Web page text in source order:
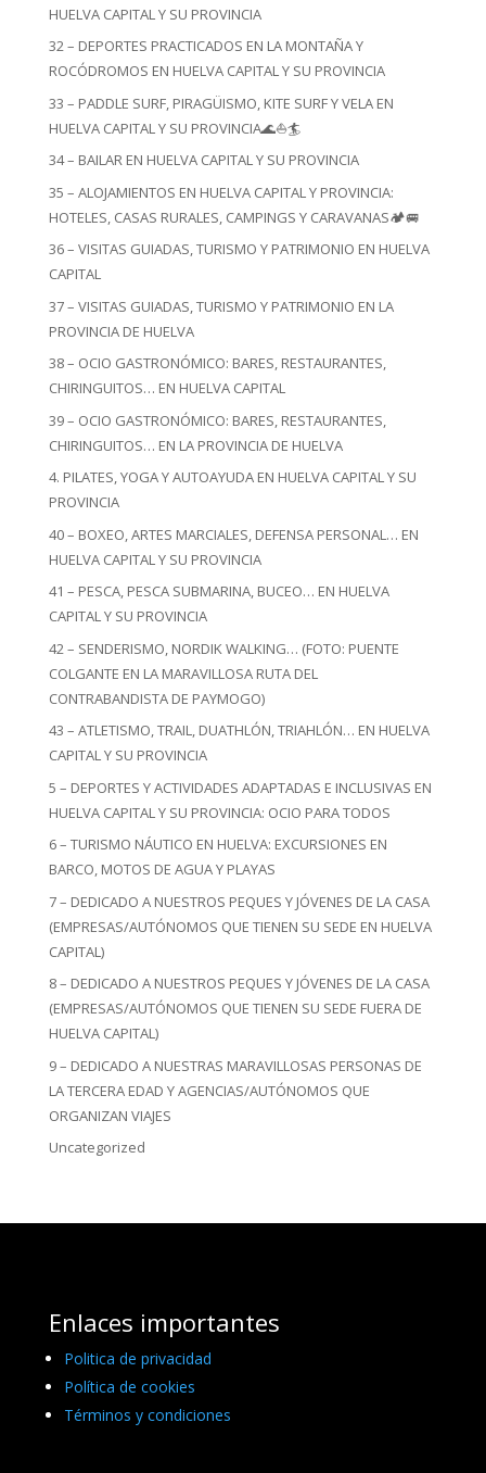
HUELVA CAPITAL Y SU PROVINCIA
32 – DEPORTES PRACTICADOS EN LA MONTAÑA Y
ROCÓDROMOS EN HUELVA CAPITAL Y SU PROVINCIA
33 – PADDLE SURF, PIRAGÜISMO, KITE SURF Y VELA EN
HUELVA CAPITAL Y SU PROVINCIA🌊⛵🏄
34 – BAILAR EN HUELVA CAPITAL Y SU PROVINCIA
35 – ALOJAMIENTOS EN HUELVA CAPITAL Y PROVINCIA:
HOTELES, CASAS RURALES, CAMPINGS Y CARAVANAS🏕️🚐
36 – VISITAS GUIADAS, TURISMO Y PATRIMONIO EN HUELVA
CAPITAL
37 – VISITAS GUIADAS, TURISMO Y PATRIMONIO EN LA
PROVINCIA DE HUELVA
38 – OCIO GASTRONÓMICO: BARES, RESTAURANTES,
CHIRINGUITOS… EN HUELVA CAPITAL
39 – OCIO GASTRONÓMICO: BARES, RESTAURANTES,
CHIRINGUITOS… EN LA PROVINCIA DE HUELVA
4. PILATES, YOGA Y AUTOAYUDA EN HUELVA CAPITAL Y SU
PROVINCIA
40 – BOXEO, ARTES MARCIALES, DEFENSA PERSONAL… EN
HUELVA CAPITAL Y SU PROVINCIA
41 – PESCA, PESCA SUBMARINA, BUCEO… EN HUELVA
CAPITAL Y SU PROVINCIA
42 – SENDERISMO, NORDIK WALKING… (FOTO: PUENTE
COLGANTE EN LA MARAVILLOSA RUTA DEL
CONTRABANDISTA DE PAYMOGO)
43 – ATLETISMO, TRAIL, DUATHLÓN, TRIAHLÓN… EN HUELVA
CAPITAL Y SU PROVINCIA
5 – DEPORTES Y ACTIVIDADES ADAPTADAS E INCLUSIVAS EN
HUELVA CAPITAL Y SU PROVINCIA: OCIO PARA TODOS
6 – TURISMO NÁUTICO EN HUELVA: EXCURSIONES EN
BARCO, MOTOS DE AGUA Y PLAYAS
7 – DEDICADO A NUESTROS PEQUES Y JÓVENES DE LA CASA
(EMPRESAS/AUTÓNOMOS QUE TIENEN SU SEDE EN HUELVA
CAPITAL)
8 – DEDICADO A NUESTROS PEQUES Y JÓVENES DE LA CASA
(EMPRESAS/AUTÓNOMOS QUE TIENEN SU SEDE FUERA DE
HUELVA CAPITAL)
9 – DEDICADO A NUESTRAS MARAVILLOSAS PERSONAS DE
LA TERCERA EDAD Y AGENCIAS/AUTÓNOMOS QUE
ORGANIZAN VIAJES
Uncategorized
Enlaces importantes
Politica de privacidad
Política de cookies
Términos y condiciones